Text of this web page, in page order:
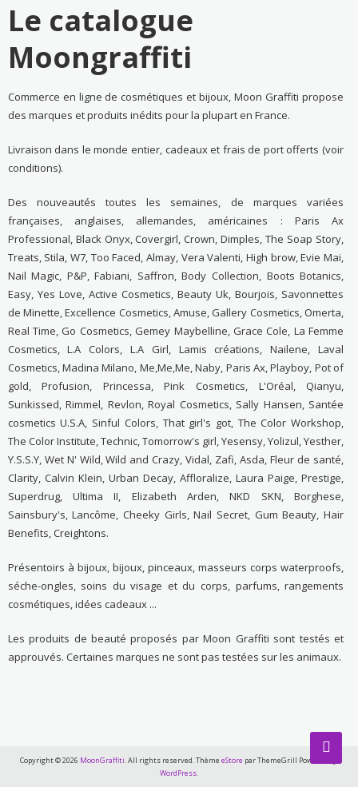
Le catalogue
Moongraffiti
Commerce en ligne de cosmétiques et bijoux, Moon Graffiti propose
des marques et produits inédits pour la plupart en France.
Livraison dans le monde entier, cadeaux et frais de port offerts (voir
conditions).
Des nouveautés toutes les semaines, de marques variées
françaises, anglaises, allemandes, américaines : Paris Ax
Professional, Black Onyx, Covergirl, Crown, Dimples, The Soap Story,
Treats, Stila, W7, Too Faced, Almay, Vera Valenti, High brow, Evie Mai,
Nail Magic, P&P, Fabiani, Saffron, Body Collection, Boots Botanics,
Easy, Yes Love, Active Cosmetics, Beauty Uk, Bourjois, Savonnettes
de Minette, Excellence Cosmetics, Amuse, Gallery Cosmetics, Omerta,
Real Time, Go Cosmetics, Gemey Maybelline, Grace Cole, La Femme
Cosmetics, L.A Colors, L.A Girl, Lamis créations, Nailene, Laval
Cosmetics, Madina Milano, Me,Me,Me, Naby, Paris Ax, Playboy, Pot of
gold, Profusion, Princessa, Pink Cosmetics, L'Oréal, Qianyu,
Sunkissed, Rimmel, Revlon, Royal Cosmetics, Sally Hansen, Santée
cosmetics U.S.A, Sinful Colors, That girl's got, The Color Workshop,
The Color Institute, Technic, Tomorrow's girl, Yesensy, Yolizul, Yesther,
Y.S.S.Y, Wet N' Wild, Wild and Crazy, Vidal, Zafi, Asda, Fleur de santé,
Clarity, Calvin Klein, Urban Decay, Affloralize, Laura Paige, Prestige,
Superdrug, Ultima II, Elizabeth Arden, NKD SKN, Borghese,
Sainsbury's, Lancôme, Cheeky Girls, Nail Secret, Gum Beauty, Hair
Benefits, Creightons.
Présentoirs à bijoux, bijoux, pinceaux, masseurs corps waterproofs,
séche-ongles, soins du visage et du corps, parfums, rangements
cosmétiques, idées cadeaux ...
Les produits de beauté proposés par Moon Graffiti sont testés et
approuvés. Certaines marques ne sont pas testées sur les animaux.
Copyright © 2026 MoonGraffiti. All rights reserved. ThèmeeStore par ThemeGrill Powered by
WordPress.